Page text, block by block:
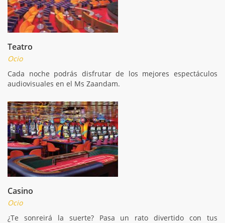
Teatro
Ocio
Cada noche podrás disfrutar de los mejores espectáculos
audiovisuales en el Ms Zaandam.
Casino
Ocio
¿Te sonreirá la suerte? Pasa un rato divertido con tus